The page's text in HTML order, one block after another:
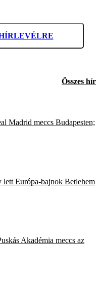
Összes hír
Madrid meccs Budapesten;
lett Európa-bajnok Betlehem
Akadémia meccs az